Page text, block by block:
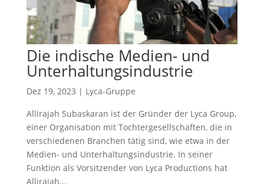
Die indische Medien- und
Unterhaltungsindustrie
Dez 19, 2023 | Lyca-Gruppe
Allirajah Subaskaran ist der Gründer der Lyca Group,
einer Organisation mit Tochtergesellschaften, die in
verschiedenen Branchen tätig sind, wie etwa in der
Medien- und Unterhaltungsindustrie. In seiner
Funktion als Vorsitzender von Lyca Productions hat
Allirajah...